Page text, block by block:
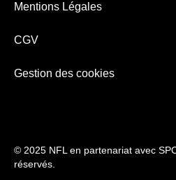
© 2025 NFL en partenariat avec
réservés.
Mentions Légales
CGV
Gestion des cookies